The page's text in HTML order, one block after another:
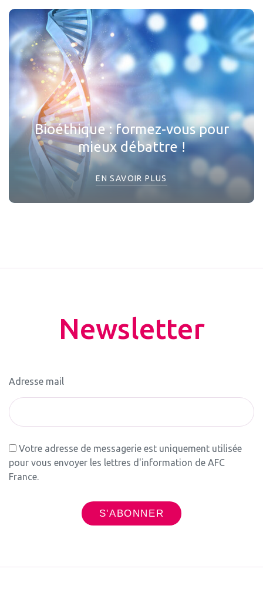
Bioéthique : formez-vous pour
mieux débattre !
EN SAVOIR PLUS
Newsletter
Adresse mail
Votre adresse de messagerie est uniquement utilisée
pour vous envoyer les lettres d'information de AFC
France.